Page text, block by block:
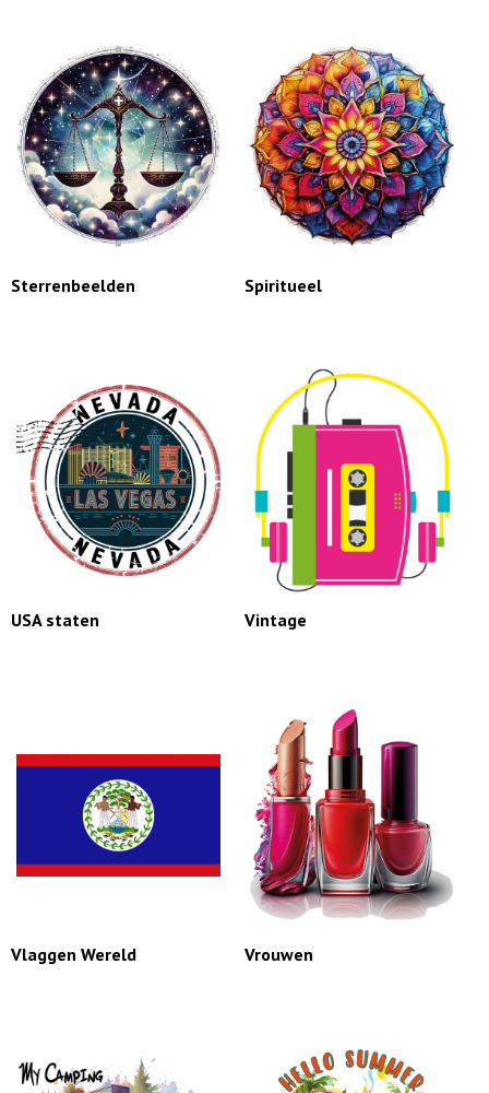
Sterrenbeelden Spiritueel
USA staten Vintage
Vlaggen Wereld Vrouwen